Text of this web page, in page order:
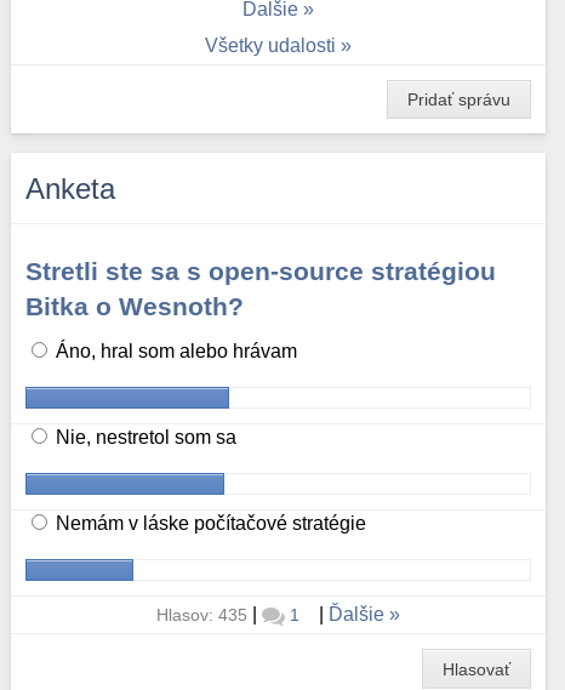
Ďalšie
Všetky udalosti
Pridať správu
Anketa
Stretli ste sa s open-source stratégiou
Bitka o Wesnoth?
Áno, hral som alebo hrávam
Nie, nestretol som sa
Nemám v láske počítačové stratégie
Hlasov: 435 | 1 Ďalšie
Hlasovať